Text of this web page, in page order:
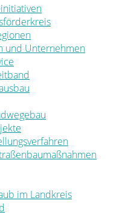
und Unternehmen
im Landkreis